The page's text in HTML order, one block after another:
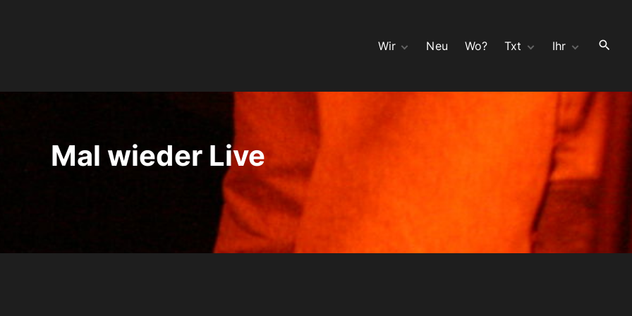
Wir Neu Wo? Txt
Split 10″ mit moloch
Bedeutungsschwang
er mit Zwillingen
Ihr
Bauchladen
Gast
Mal wieder Live